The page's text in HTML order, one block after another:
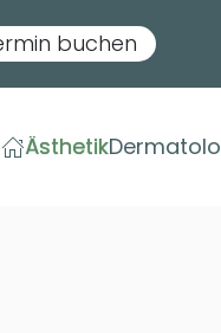
buchen
Ästhetik